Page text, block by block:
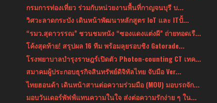
กรมการท่องเที่ยว ร่วมกับหน่วยงานพื้นที่กาญจนบุรี บ...
วิศวะลาดกระบัง เดินหน้าพัฒนาหลักสูตร IoT และ ITปั้...
“รมว.สุดาวรรณ” ชวนชมหนัง “ซองแดงแต่งผี” ถ่ายทอดเรื...
โค้งสุดท้าย! สรุปผล 16 ทีม พร้อมลุยรอบชิง Gatorade...
โรงพยาบาลบำรุงราษฎร์เปิดตัว Photon-counting CT เทค...
สมาคมผู้ประกอบธุรกิจสินทรัพย์ดิจิทัลไทย จับมือ Ver...
ไทยฮอนด้า เดินหน้าสานต่อความร่วมมือ (MOU) มอบรถจัก...
มอบวันเดอร์พัฟฟ์แทนความในใจ ส่งต่อความรักง่าย ๆ ใน...